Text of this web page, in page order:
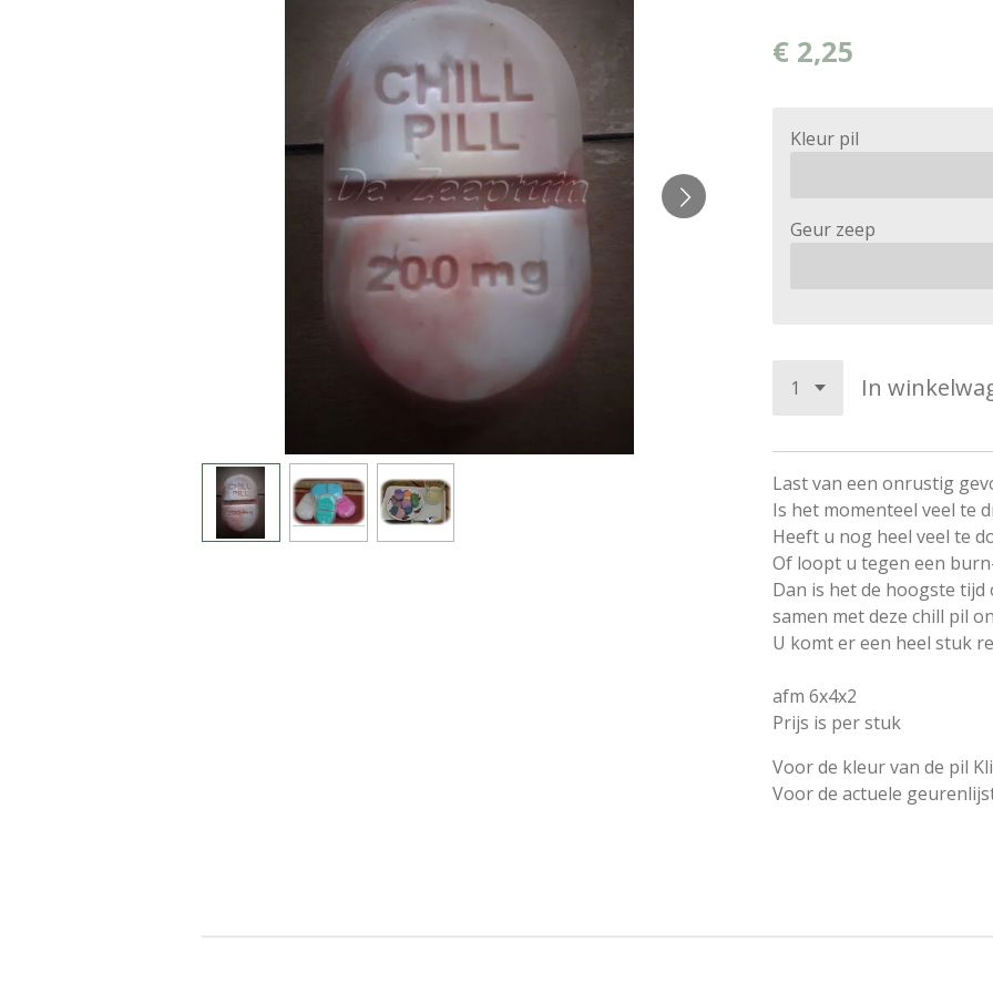
€ 2,25
Kleur pil
Geur zeep
In
Last van een onrustig
Is het momenteel veel te
Heeft u nog heel veel te
Of loopt u tegen een
Dan is het de hoogste
samen met deze chill pil
U komt er een heel stuk
afm 6x4x2
Prijs is per stuk
Voor de kleur van de pil
Voor de actuele